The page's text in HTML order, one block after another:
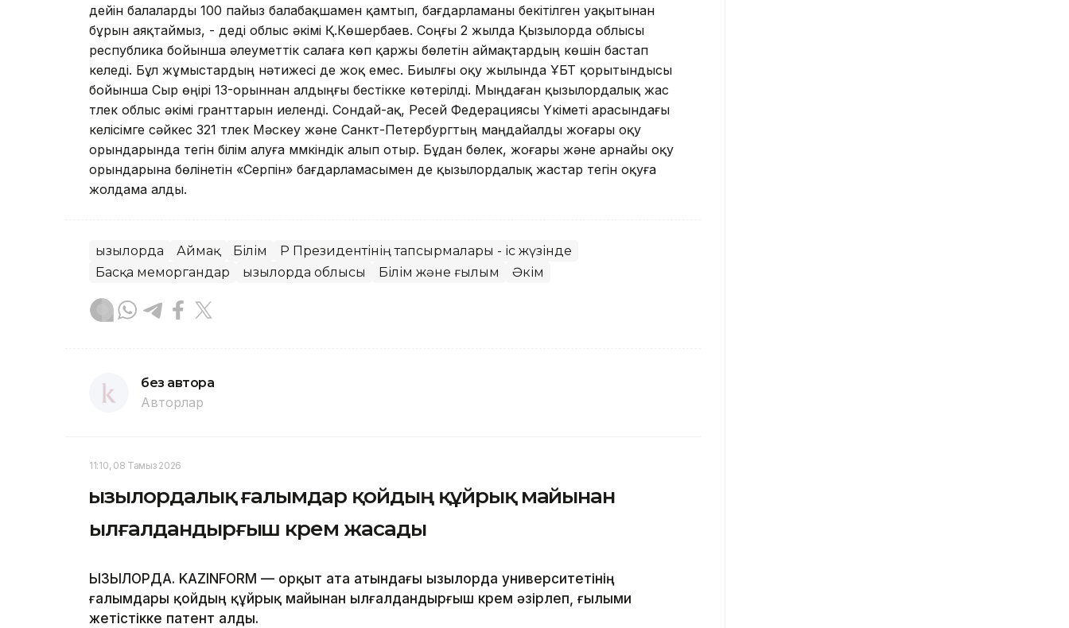
дейін балаларды 100 пайыз балабақшамен қамтып, бағдарламаны бекітілген уақытынан
бұрын аяқтаймыз, - деді облыс әкімі Қ.Көшербаев. Соңғы 2 жылда Қызылорда облысы
республика бойынша әлеуметтік салаға көп қаржы бөлетін аймақтардың көшін бастап
келеді. Бұл жұмыстардың нәтижесі де жоқ емес. Биылғы оқу жылында ҰБТ қорытындысы
бойынша Сыр өңірі 13-орыннан алдыңғы бестікке көтерілді. Мыңдаған қызылордалық жас
түлек облыс әкімі гранттарын иеленді. Сондай-ақ, Ресей Федерациясы Үкіметі арасындағы
келісімге сәйкес 321 түлек Мәскеу және Санкт-Петербургтың маңдайалды жоғары оқу
орындарында тегін білім алуға мүмкіндік алып отыр. Бұдан бөлек, жоғары және арнайы оқу
орындарына бөлінетін «Серпін» бағдарламасымен де қызылордалық жастар тегін оқуға
жолдама алды.
Қызылорда Аймақ Білім
ҚР Президентінің тапсырмалары - іс жүзінде
Басқа меморгандар
Қызылорда облысы Білім және ғылым Әкім
без автора
Авторлар
11:10, 08 Тамыз 2026
Қызылордалық ғалымдар қойдың құйрық майынан
ылғалдандырғыш крем жасады
ҚЫЗЫЛОРДА. KAZINFORM — Қорқыт ата атындағы Қызылорда университетінің
ғалымдары қойдың құйрық майынан ылғалдандырғыш крем әзірлеп, ғылыми
жетістікке патент алды.